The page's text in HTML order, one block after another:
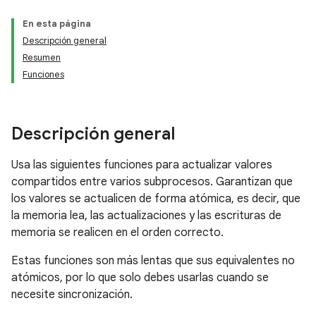
En esta página
Descripción general
Resumen
Funciones
Descripción general
Usa las siguientes funciones para actualizar valores
compartidos entre varios subprocesos. Garantizan que
los valores se actualicen de forma atómica, es decir, que
la memoria lea, las actualizaciones y las escrituras de
memoria se realicen en el orden correcto.
Estas funciones son más lentas que sus equivalentes no
atómicos, por lo que solo debes usarlas cuando se
necesite sincronización.